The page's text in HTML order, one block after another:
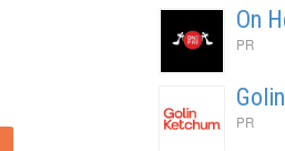
On
PR
PR